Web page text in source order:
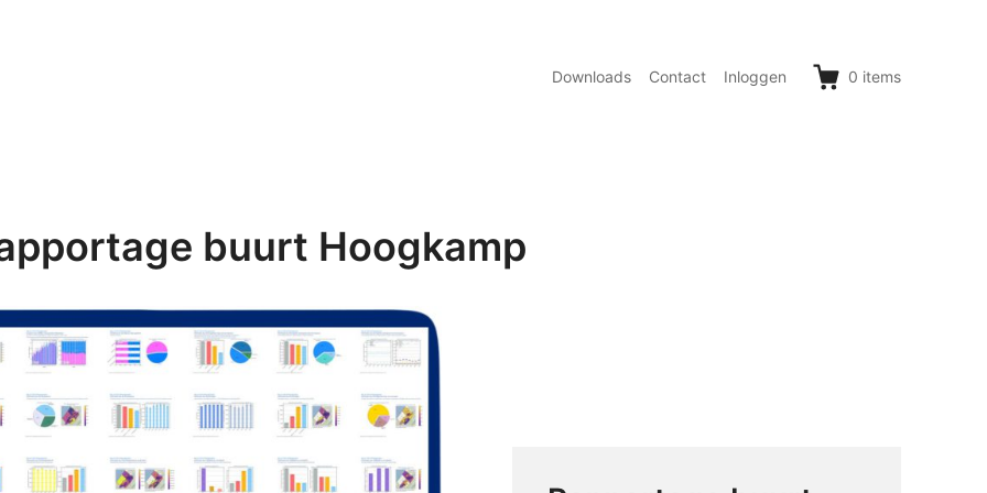
Downloads Contact Inloggen 0 items
buurt Hoogkamp